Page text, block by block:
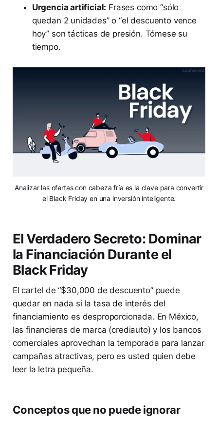
Urgencia artificial: Frases como “sólo
quedan 2 unidades” o “el descuento vence
hoy” son tácticas de presión. Tómese su
tiempo.
Analizar las ofertas con cabeza fría es la clave para convertir
el Black Friday en una inversión inteligente.
El Verdadero Secreto: Dominar
la Financiación Durante el
Black Friday
El cartel de “$30,000 de descuento” puede
quedar en nada si la tasa de interés del
financiamiento es desproporcionada. En México,
las financieras de marca (crediauto) y los bancos
comerciales aprovechan la temporada para lanzar
campañas atractivas, pero es usted quien debe
leer la letra pequeña.
Conceptos que no puede ignorar